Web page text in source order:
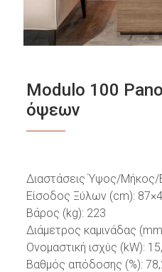
Modulo 100
όψεων
Διαστάσεις Ύψος/
Είσοδος Ξύλων (cm):
Βάρος (kg): 223
Διάμετρος καμινάδας
Ονομαστική ισχύς (kW):
Βαθμός απόδοσης (%):